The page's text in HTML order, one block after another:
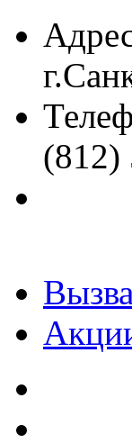
(812)